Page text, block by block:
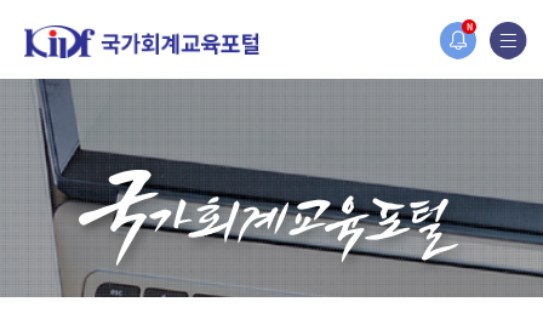
N
홈페이지가 새롭게 개편되었습니다.
한국조세재정연구원홈페이지가 새롭게 개설되었습니다.